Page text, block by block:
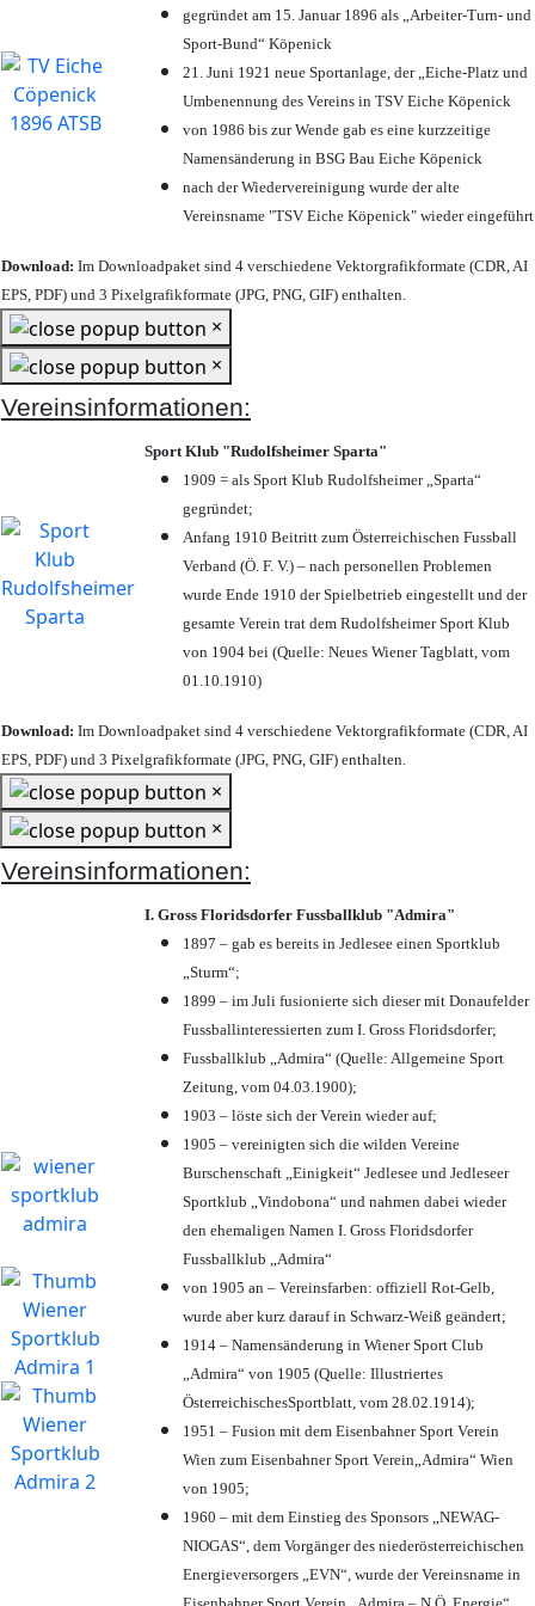
gegründet am 15. Januar 1896 als „Arbeiter-Turn- und
Sport-Bund“ Köpenick
21. Juni 1921 neue Sportanlage, der „Eiche-Platz und
Umbenennung des Vereins in TSV Eiche Köpenick
von 1986 bis zur Wende gab es eine kurzzeitige
Namensänderung in BSG Bau Eiche Köpenick
nach der Wiedervereinigung wurde der alte
Vereinsname "TSV Eiche Köpenick" wieder eingeführt
Download: Im Downloadpaket sind 4 verschiedene Vektorgrafikformate (CDR, AI
EPS, PDF) und 3 Pixelgrafikformate (JPG, PNG, GIF) enthalten.
×
×
Vereinsinformationen:
Sport Klub "Rudolfsheimer Sparta"
1909 = als Sport Klub Rudolfsheimer „Sparta“
gegründet;
Anfang 1910 Beitritt zum Österreichischen Fussball
Verband (Ö. F. V.) – nach personellen Problemen
wurde Ende 1910 der Spielbetrieb eingestellt und der
gesamte Verein trat dem Rudolfsheimer Sport Klub
von 1904 bei (Quelle: Neues Wiener Tagblatt, vom
01.10.1910)
Download: Im Downloadpaket sind 4 verschiedene Vektorgrafikformate (CDR, AI
EPS, PDF) und 3 Pixelgrafikformate (JPG, PNG, GIF) enthalten.
×
×
Vereinsinformationen:
I. Gross Floridsdorfer Fussballklub "Admira"
1897 – gab es bereits in Jedlesee einen Sportklub
„Sturm“;
1899 – im Juli fusionierte sich dieser mit Donaufelder
Fussballinteressierten zum I. Gross Floridsdorfer;
Fussballklub „Admira“ (Quelle: Allgemeine Sport
Zeitung, vom 04.03.1900);
1903 – löste sich der Verein wieder auf;
1905 – vereinigten sich die wilden Vereine
Burschenschaft „Einigkeit“ Jedlesee und Jedleseer
Sportklub „Vindobona“ und nahmen dabei wieder
den ehemaligen Namen I. Gross Floridsdorfer
Fussballklub „Admira“
von 1905 an – Vereinsfarben: offiziell Rot-Gelb,
wurde aber kurz darauf in Schwarz-Weiß geändert;
1914 – Namensänderung in Wiener Sport Club
„Admira“ von 1905 (Quelle: Illustriertes
ÖsterreichischesSportblatt, vom 28.02.1914);
1951 – Fusion mit dem Eisenbahner Sport Verein
Wien zum Eisenbahner Sport Verein„Admira“ Wien
von 1905;
1960 – mit dem Einstieg des Sponsors „NEWAG-
NIOGAS“, dem Vorgänger des niederösterreichischen
Energieversorgers „EVN“, wurde der Vereinsname in